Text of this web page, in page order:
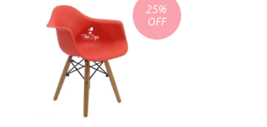
25%
OFF